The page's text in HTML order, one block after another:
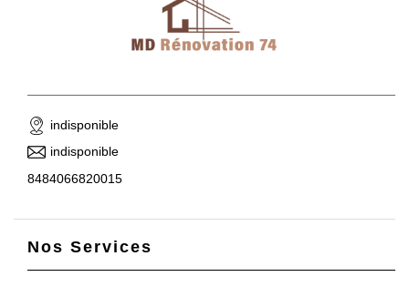
indisponible
indisponible
8484066820015
Nos Services